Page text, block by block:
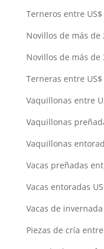
Terneros entre US$
Novillos de más de
Novillos de más de
Terneras entre US$
Vaquillonas entre
Vaquillonas
Vaquillonas
Vacas preñadas
Vacas entoradas
Vacas de
Piezas de cría